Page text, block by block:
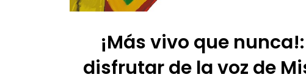
¡Más vivo que
disfrutar de la voz de